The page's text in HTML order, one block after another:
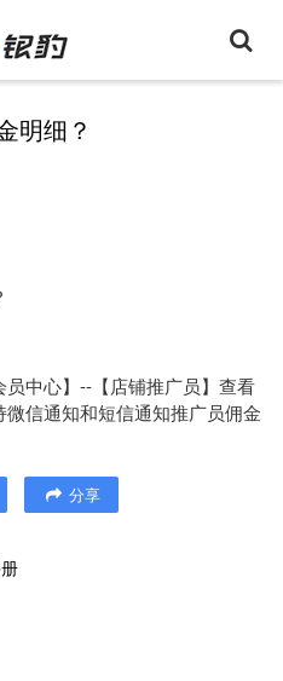
明细？
中心】--【店铺推广员】查看
信通知和短信通知推广员佣金
分享